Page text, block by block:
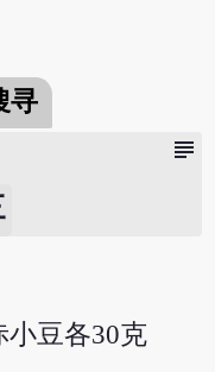
寻
subject
小豆各30克